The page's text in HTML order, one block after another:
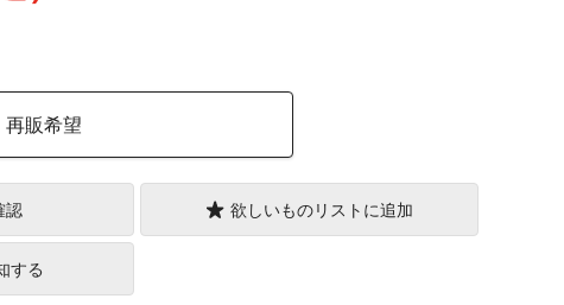
再販希望
認 欲しいものリストに追加
する